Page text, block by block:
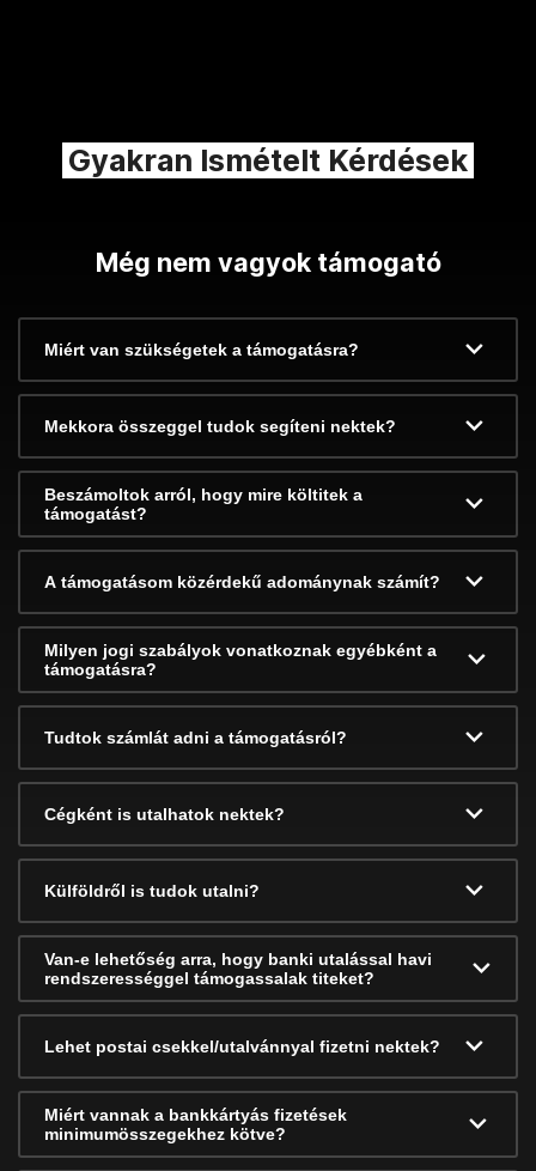
Gyakran Ismételt Kérdések
Még nem vagyok támogató
Miért van szükségetek a támogatásra?
Mekkora összeggel tudok segíteni nektek?
Beszámoltok arról, hogy mire költitek a
támogatást?
A támogatásom közérdekű adománynak számít?
Milyen jogi szabályok vonatkoznak egyébként a
támogatásra?
Tudtok számlát adni a támogatásról?
Cégként is utalhatok nektek?
Külföldről is tudok utalni?
Van-e lehetőség arra, hogy banki utalással havi
rendszerességgel támogassalak titeket?
Lehet postai csekkel/utalvánnyal fizetni nektek?
Miért vannak a bankkártyás fizetések
minimumösszegekhez kötve?